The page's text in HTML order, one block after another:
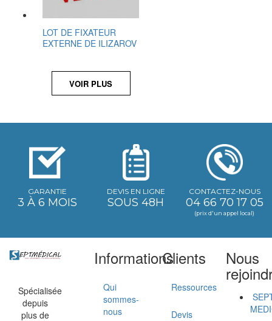
LOT DE FIXATEUR
EXTERNE DE ILIZAROV
VOIR PLUS
GARANTIE
3 À 6 MOIS
DEVIS EN LIGNE
SOUS 48H
CONTACTEZ-NOUS
04 66 70 17 05
(prix d'un appel local)
Spécialisée
depuis
plus de
Informations
Qui
sommes-
nous
Clients
Ressources
Devis
Nous